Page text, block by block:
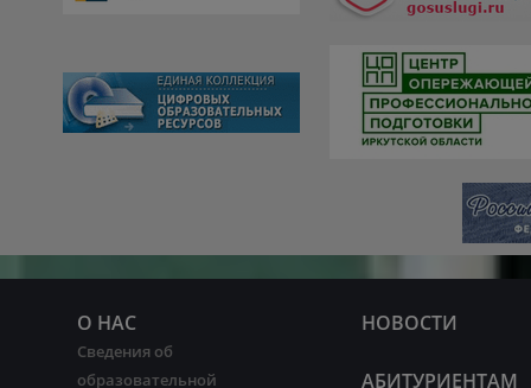
О НАС
Сведения об
образовательной
НОВОСТИ
АБИТУРИЕНТАМ